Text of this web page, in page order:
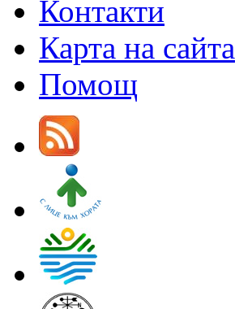
Контакти
Карта на сайта
Помощ